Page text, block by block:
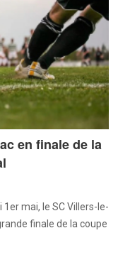
en finale de la
mai, le SC Villers-le-
finale de la coupe